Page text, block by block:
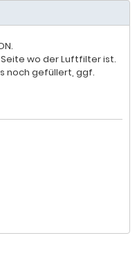
wo der Luftfilter ist.
noch gefüllert, ggf.